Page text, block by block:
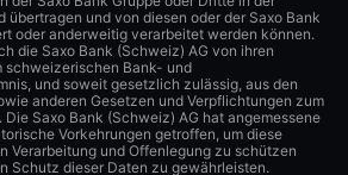
übertragen und von diesen oder der Saxo Bank
oder anderweitig verarbeitet werden können.
die Saxo Bank (Schweiz) AG von ihren
schweizerischen Bank- und
und soweit gesetzlich zulässig, aus den
anderen Gesetzen und Verpflichtungen zum
Saxo Bank (Schweiz) AG hat angemessene
Vorkehrungen getroffen, um diese
Verarbeitung und Offenlegung zu schützen
Schutz dieser Daten zu gewährleisten.